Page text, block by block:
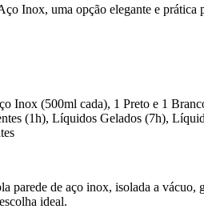
Inox, uma opção elegante e
Inox (500ml cada), 1 Preto e 1
(1h), Líquidos Gelados (7h),
parede de aço inox, isolada a vácuo,
ideal.